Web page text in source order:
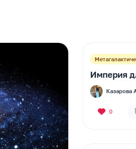
Империя
P Казарова
0